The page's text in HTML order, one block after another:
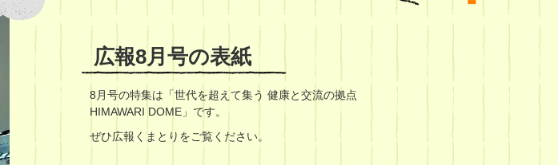
広報8月号の表紙
8月号の特集は「世代を超えて集う 健康と交流の拠点
HIMAWARI DOME」です。
ぜひ広報くまとりをご覧ください。